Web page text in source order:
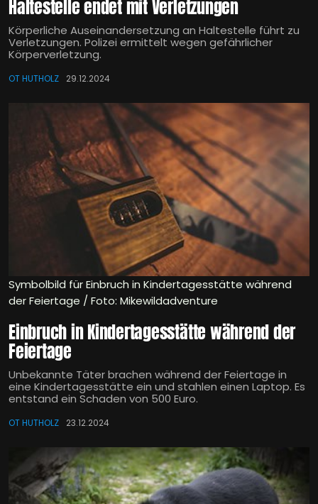
Haltestelle endet mit Verletzungen
Körperliche Auseinandersetzung an Haltestelle führt zu
Verletzungen. Polizei ermittelt wegen gefährlicher
Körperverletzung.
OT HUTHOLZ 29.12.2024
Symbolbild für Einbruch in Kindertagesstätte während
der Feiertage / Foto: Mikewildadventure
Einbruch in Kindertagesstätte während der
Feiertage
Unbekannte Täter brachen während der Feiertage in
eine Kindertagesstätte ein und stahlen einen Laptop. Es
entstand ein Schaden von 500 Euro.
OT HUTHOLZ 23.12.2024